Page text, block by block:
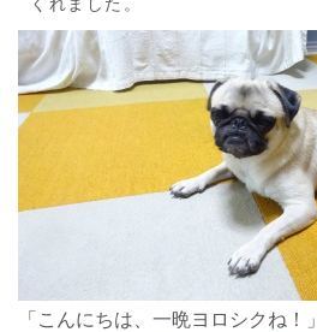
くれました。
「こんにちは、一晩ヨロシクね！」